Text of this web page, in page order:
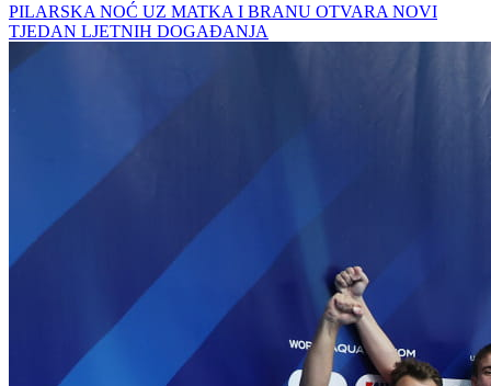
PILARSKA NOĆ UZ MATKA I BRANU OTVARA NOVI
TJEDAN LJETNIH DOGAĐANJA